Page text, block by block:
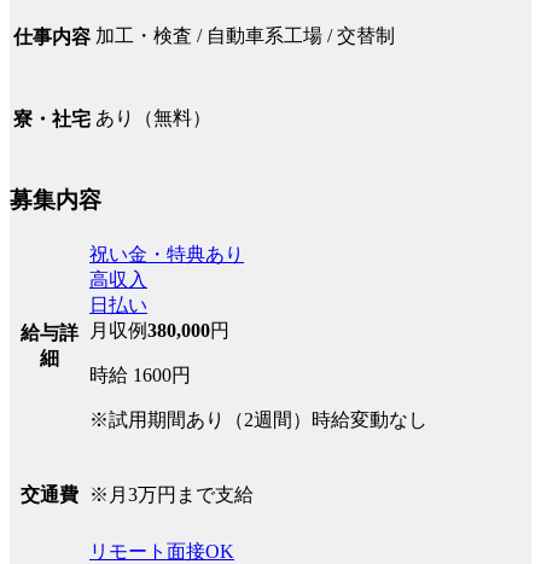
仕事内容 加工・検査 / 自動車系工場 / 交替制
寮・社宅 あり（無料）
募集内容
給与詳
細
祝い金・特典あり
高収入
日払い
月収例380,000円
時給 1600円
※試用期間あり（2週間）時給変動なし
交通費 ※月3万円まで支給
リモート面接OK